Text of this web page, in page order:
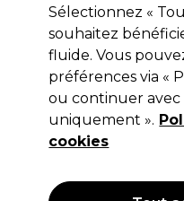
Olaplex
Olaplex
0 )
19,20 €Hors TVA
23,04 €TVA incluse)
Sélectionnez «
souhaitez
fluide. Vous
préférences via «
ou continuer avec
uniquement ».
cookies